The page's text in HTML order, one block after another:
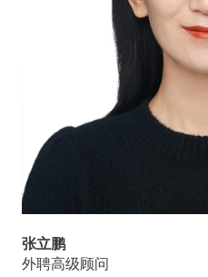
张立鹏
外聘高级顾问